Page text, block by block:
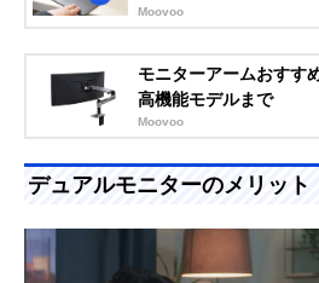
Moovoo
モニターアームおすす
高機能モデルまで
Moovoo
デュアルモニターのメリット